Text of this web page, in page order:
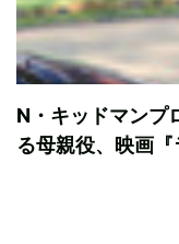
N・キッドマンプ
る母親役、映画『